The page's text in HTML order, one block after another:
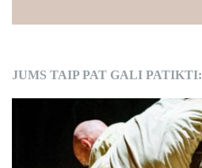
JUMS TAIP PAT GALI PATIKTI: